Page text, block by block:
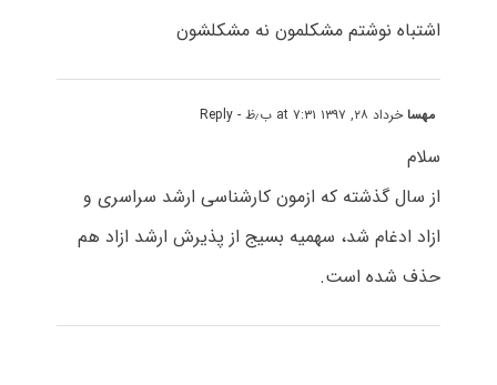
اشتباه نوشتم مشکلمون نه مشکلشون
مهساخرداد ۲۸, ۱۳۹۷ at ۷:۳۱ ب٫ظ - Reply
سلام
از سال گذشته که ازمون کارشناسی ارشد سراسری و
ازاد ادغام شد، سهمیه بسیج از پذیرش ارشد ازاد هم
حذف شده است.